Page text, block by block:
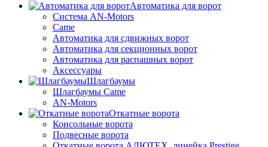
Автоматика для ворот
Система AN-Motors
Came
Автоматика для сдвижных ворот
Автоматика для секционных ворот
Автоматика для распашных ворот
Аксессуары
Шлагбаумы
Шлагбаумы Came
AN-Motors
Откатные ворота
Консольные ворота
Подвесные ворота